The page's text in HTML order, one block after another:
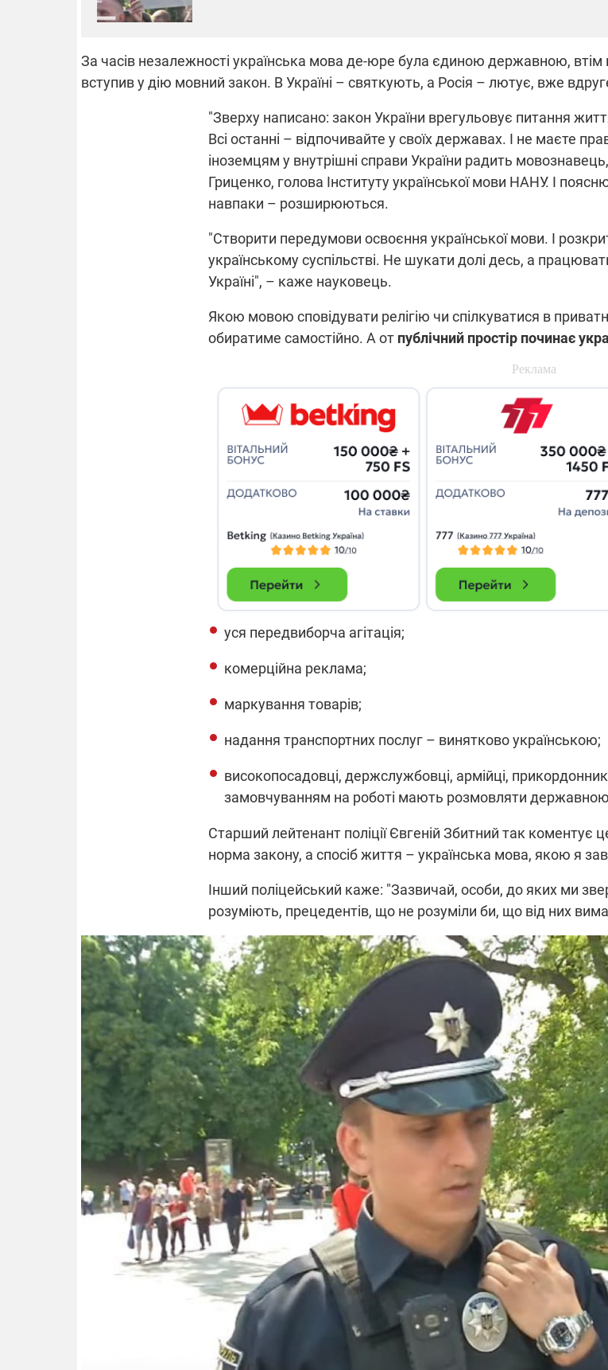
За часів незалежності українська мова де-юре була єдиною державною,
вступив у дію мовний закон. В Україні – святкують, а Росія – лютує, вже
"Зверху написано: закон України врегульовує питання
Всі останні – відпочивайте у своїх державах. І не маєте
іноземцям у внутрішні справи України радить
Гриценко, голова Інституту української мови НАНУ. І
навпаки – розширюються.
"Створити передумови освоєння української мови. І
українському суспільстві. Не шукати долі десь, а
Україні", – каже науковець.
Якою мовою сповідувати релігію чи спілкуватися в
обиратиме самостійно. А от публічний простір починає
уся передвиборча агітація;
комерційна реклама;
маркування товарів;
надання транспортних послуг – винятково українською;
високопосадовці, держслужбовці, армійці,
замовчуванням на роботі мають розмовляти
Старший лейтенант поліції Євгеній Збитний так коментує
норма закону, а спосіб життя – українська мова, якою я
Інший поліцейський каже: "Зазвичай, особи, до яких ми
розуміють, прецедентів, що не розуміли би, що від них